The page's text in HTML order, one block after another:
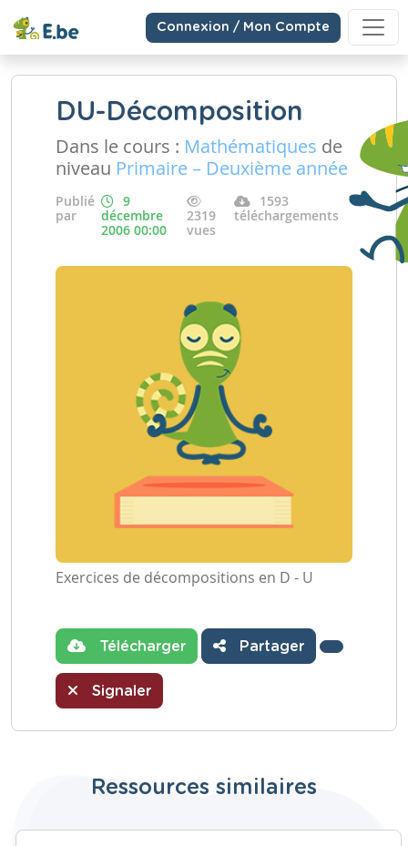
Connexion / Mon Compte
DU-Décomposition
Dans le cours : Mathématiques de
niveau Primaire – Deuxième année
Publié
par
9
décembre
2006 00:00
2319
vues
1593
téléchargements
Exercices de décompositions en D - U
Télécharger Partager
Signaler
Ressources similaires